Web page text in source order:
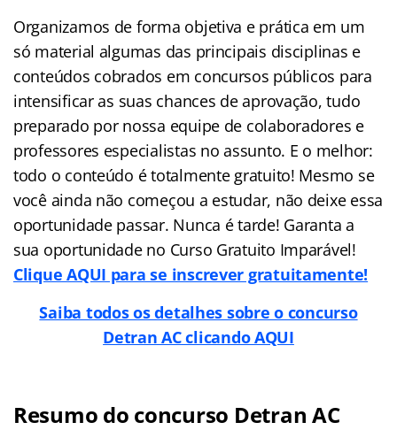
Organizamos de forma objetiva e prática em um
só material algumas das principais disciplinas e
conteúdos cobrados em concursos públicos para
intensificar as suas chances de aprovação, tudo
preparado por nossa equipe de colaboradores e
professores especialistas no assunto. E o melhor:
todo o conteúdo é totalmente gratuito! Mesmo se
você ainda não começou a estudar, não deixe essa
oportunidade passar. Nunca é tarde! Garanta a
sua oportunidade no Curso Gratuito Imparável!
Clique AQUI para se inscrever gratuitamente!
Saiba todos os detalhes sobre o concurso
Detran AC clicando AQUI
Resumo do concurso Detran AC